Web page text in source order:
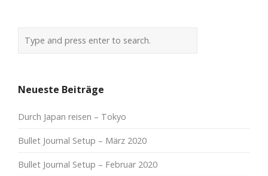
Neueste Beiträge
Durch Japan reisen – Tokyo
Bullet Journal Setup – März 2020
Bullet Journal Setup – Februar 2020